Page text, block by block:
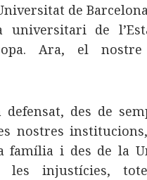
de
universitari de
Ara, el
defensat, des de
nostres
família i des de la
les injustícies,